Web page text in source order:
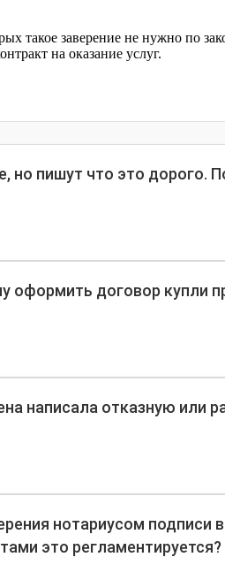
такое заверение не нужно по
на оказание услуг.
но пишут что это
договор купли
написала отказную или
нотариусом подписи
это регламентируется?